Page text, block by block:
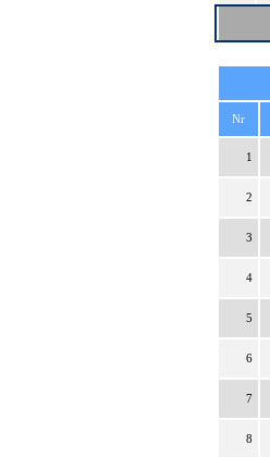
Nr
1
2
3
4
5
6
7
8